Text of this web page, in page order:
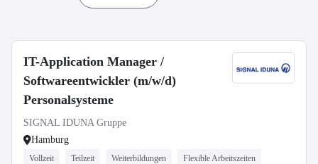
IT-Application Manager /
Softwareentwickler (m/w/d)
Personalsysteme
SIGNAL IDUNA Gruppe
Hamburg
Vollzeit Teilzeit Weiterbildungen Flexible Arbeitszeiten